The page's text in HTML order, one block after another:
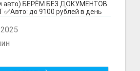
авто) БЕРЁМ БЕЗ ДОКУМЕНТОВ.
до 9100 рублей в день